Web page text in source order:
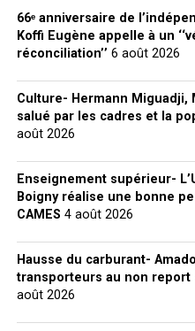
66ᵉ anniversaire de
Koffi Eugène appelle à un
réconciliation’’ 6 août 2026
Culture- Hermann Miguadji,
salué par les cadres et la
août 2026
Enseignement supérieur-
Boigny réalise une bonne
CAMES 4 août 2026
Hausse du carburant-
transporteurs au non
août 2026